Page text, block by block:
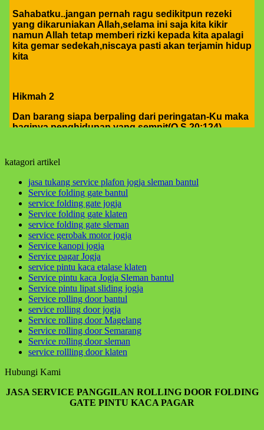
Sahabatku..jangan pernah ragu sedikitpun rezeki
yang dikaruniakan Allah,selama ini saja kita kikir
namun Allah tetap memberi rizki kepada kita apalagi
kita gemar sedekah,niscaya pasti akan terjamin hidup
kita
Hikmah 2
Dan barang siapa berpaling dari peringatan-Ku maka
baginya penghidupan yang sempit(Q.S.20:124)
dosa kita kepada Allah
Hikmah 3
jika engkau berbuat baik,berarti berbuat baik untuk
dirimu sendiri dan jika engkau berbuat buruk maka
perbuatan burukmu itu untuk dirimu sendiri(Q.S.17:7)
tiada yang tertukar atau meleset jangan pernah
salahkan keadaan atau orang lain karena semua
perbuatan kita pasti kembali kepada diri kita sendiri
hikmah 4
Apabila telah ditunaikan sholat,maka bertebaranlah
kamu dimuka bumi dan carilah karunia Allah dan
ingatlah allah banyak-banyak agar kamu beruntung
uang,bisa
ilmu,hikmah,kesehatan,silaturahmi,kekuatan iman
katagori artikel
jasa tukang service plafon jogja sleman bantul
Service folding gate bantul
service folding gate jogja
Service folding gate klaten
service folding gate sleman
service gerobak motor jogja
Service kanopi jogja
Service pagar Jogja
service pintu kaca etalase klaten
Service pintu kaca Jogja Sleman bantul
Service pintu lipat sliding jogja
Service rolling door bantul
service rolling door jogja
Service rolling door Magelang
Service rolling door Semarang
Service rolling door sleman
service rollling door klaten
Hubungi Kami
JASA SERVICE PANGGILAN ROLLING DOOR FOLDING
GATE PINTU KACA PAGAR